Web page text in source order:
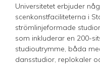
Universitetet erbjuder
scenkonstfaciliteterna i
strömlinjeformade
som inkluderar en 200-
studioutrymme, båda
dansstudior, replokaler